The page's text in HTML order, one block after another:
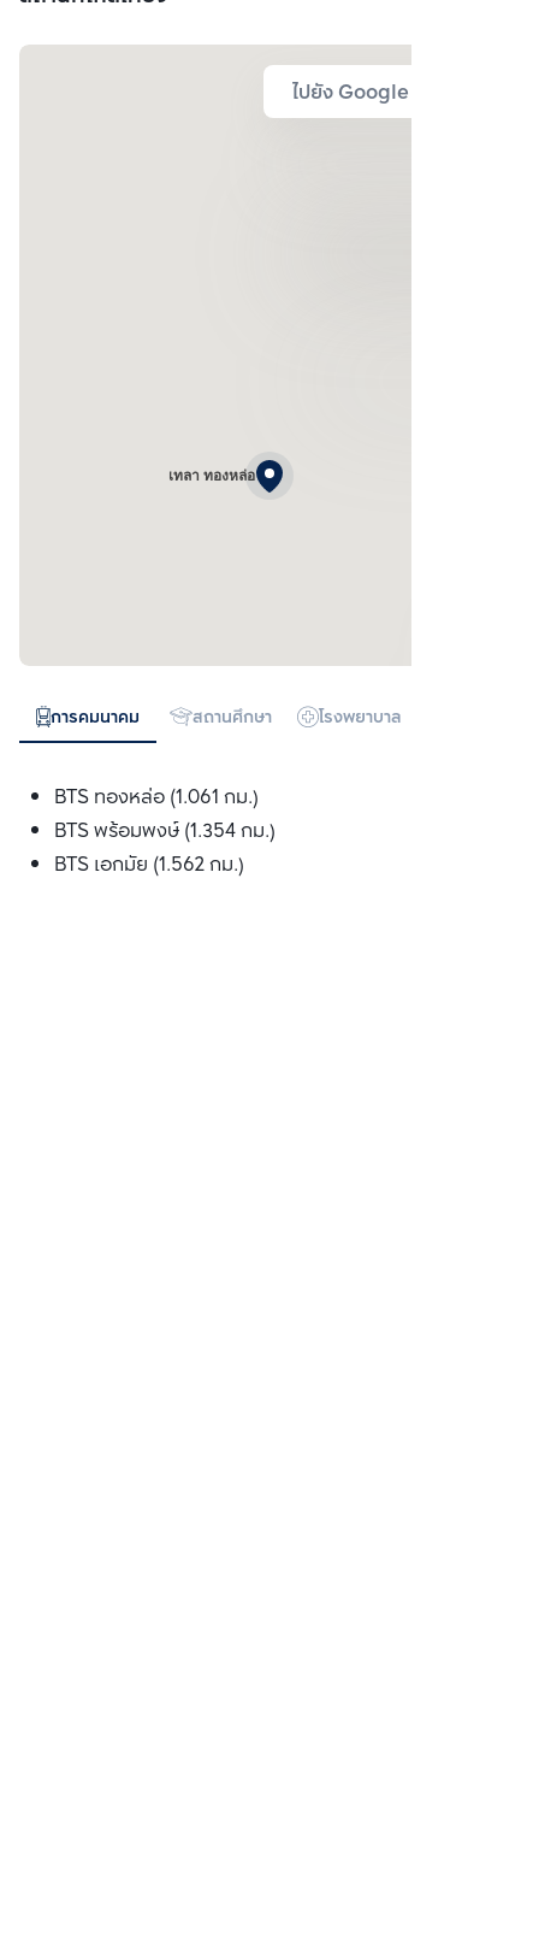
ไปยัง Google Map
เทลา ทองหล่อ
การคมนาคม สถานศึกษา โรงพยาบาล
BTS ทองหล่อ (1.061 กม.)
BTS พร้อมพงษ์ (1.354 กม.)
BTS เอกมัย (1.562 กม.)